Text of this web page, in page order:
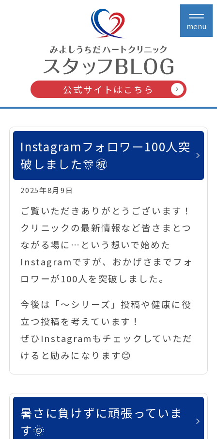
公式サイトはこちら
Instagramフォロワー100人突
破しました🎊㊗️
2025年8月9日
ご覧いただきありがとうございます！
クリニックの最新情報など皆さまとつ
ながる場に…という想いで始めた
Instagramですが、おかげさまでフォ
ロワーが100人を突破しました。
今後は「〜シリーズ」投稿や健康に役
立つ投稿を考えています！
ぜひInstagramもチェックしていただ
けると励みになります😊
暑さに負けずに頑張っていま
す🌞
menu